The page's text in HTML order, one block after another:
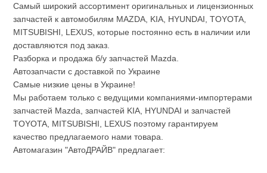
Самый широкий ассортимент оригинальных и лицензионных
запчастей к автомобилям MAZDA, KIA, HYUNDAI, TOYOTA,
MITSUBISHI, LEXUS, которые постоянно есть в наличии или
доставляются под заказ.
Разборка и продажа б/у запчастей Mazda.
Автозапчасти с доставкой по Украине
Самые низкие цены в Украине!
Мы работаем только с ведущими компаниями-импортерами
запчастей Mazda, запчастей KIA, HYUNDAI и запчастей
TOYOTA, MITSUBISHI, LEXUS поэтому гарантируем
качество предлагаемого нами товара.
Автомагазин "АвтоДРАЙВ" предлагает: